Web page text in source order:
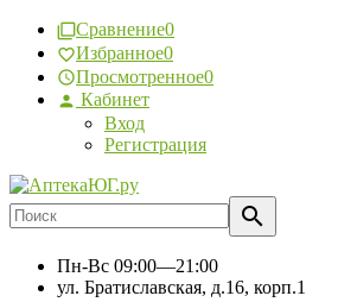
Сравнение0
Избранное0
Просмотренное0
Кабинет
Вход
Регистрация
Пн-Вс 09:00—21:00
ул. Братиславская, д.16, корп.1